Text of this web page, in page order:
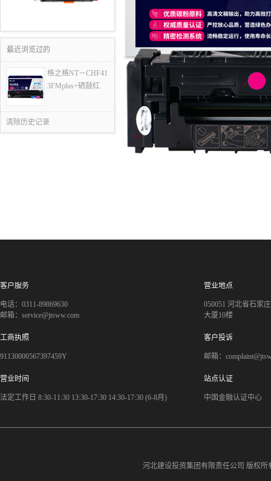
最近浏览过的
格之格NT－CHF41
3FMplus+硒鼓红
清除历史记录
客户服务
电话：0311-89869630
邮箱：service@jtsww.com
营业地点
050051 河北省石家
大厦10楼
工商执照
91130000567397459Y
客户投诉
邮箱：
营业时间
法定工作日 8:30-11:30 13:30-17:30 14:30-17:30 (6-8月)
站点认证
中国金融认证中心
河北建设投资集团有限责任公司 版权所